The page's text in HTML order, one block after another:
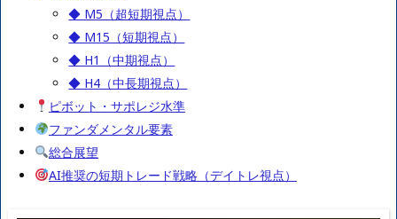
◆ M5（超短期視点）
◆ M15（短期視点）
◆ H1（中期視点）
◆ H4（中長期視点）
ピボット・サポレジ水準
ファンダメンタル要素
総合展望
AI推奨の短期トレード戦略（デイトレ視点）